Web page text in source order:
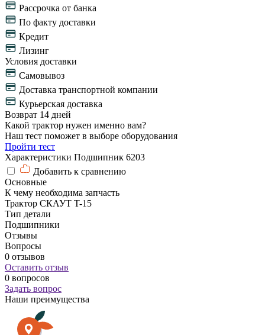
Рассрочка от банка
По факту доставки
Кредит
Лизинг
Условия доставки
Самовывоз
Доставка транспортной компании
Курьерская доставка
Возврат 14 дней
Какой трактор нужен именно вам?
Наш тест поможет в выборе оборудования
Пройти тест
Характеристики Подшипник 6203
Добавить к сравнению
Основные
К чему необходима запчасть
Трактор СКАУТ T-15
Тип детали
Подшипники
Отзывы
Вопросы
0 отзывов
Оставить отзыв
0 вопросов
Задать вопрос
Наши преимущества